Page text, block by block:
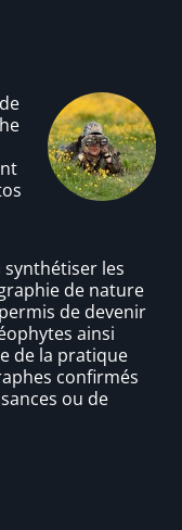
synthétiser les
de nature
de devenir
ainsi
de la pratique
confirmés
ou de